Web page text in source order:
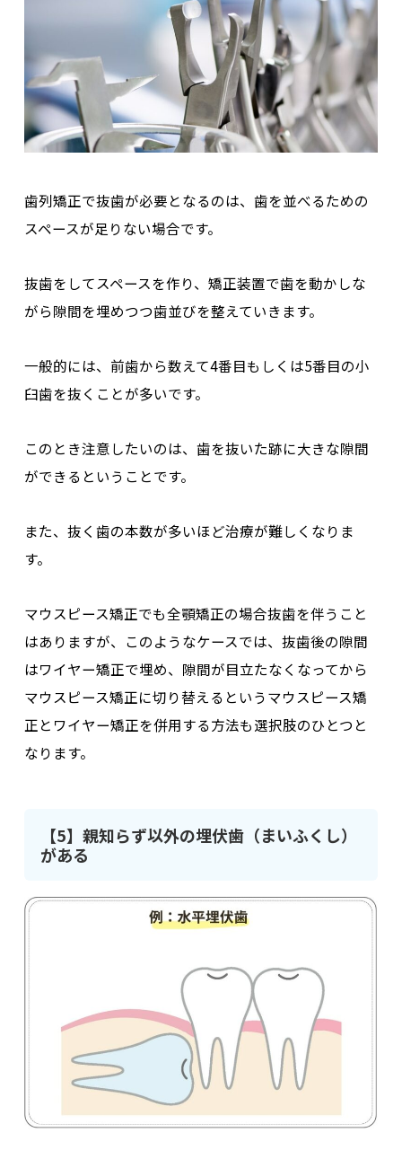
歯列矯正で抜歯が必要となるのは、歯を並べるための
スペースが足りない場合です。
抜歯をしてスペースを作り、矯正装置で歯を動かしな
がら隙間を埋めつつ歯並びを整えていきます。
一般的には、 前歯から数えて4番目もしくは5番目の小
臼歯を抜くことが多いです。
このとき注意したいのは、歯を抜いた跡に大きな隙間
ができる ということです。
また、抜く歯の本数が多いほど治療が難しくなりま
す。
マウスピース矯正でも全顎矯正の場合抜歯を伴うこと
はありますが、このようなケースでは、抜歯後の隙間
はワイヤー矯正で埋め、隙間が目立たなくなってから
マウスピース矯正に切り替える というマウスピース矯
正とワイヤー矯正を併用する方法も選択肢のひとつと
なります。
【5】親知らず以外の埋伏歯（まいふくし）
がある